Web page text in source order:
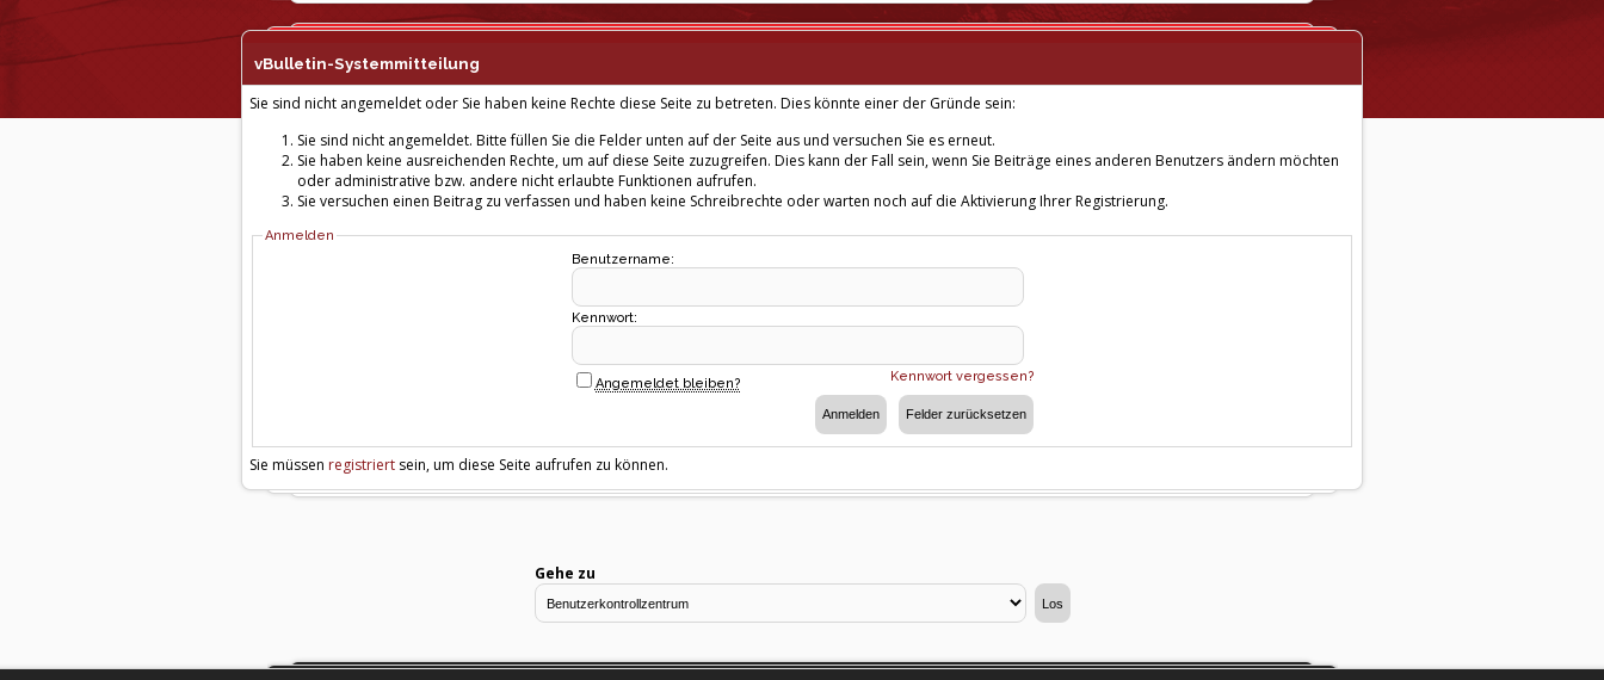
vBulletin-Systemmitteilung
Sie sind nicht angemeldet oder Sie haben keine Rechte diese Seite zu betreten. Dies könnte einer der Gründe sein:
Sie sind nicht angemeldet. Bitte füllen Sie die Felder unten auf der Seite aus und versuchen Sie es erneut.
Sie haben keine ausreichenden Rechte, um auf diese Seite zuzugreifen. Dies kann der Fall sein, wenn Sie Beiträge eines anderen Benutzers ändern möchten
oder administrative bzw. andere nicht erlaubte Funktionen aufrufen.
Sie versuchen einen Beitrag zu verfassen und haben keine Schreibrechte oder warten noch auf die Aktivierung Ihrer Registrierung.
Anmelden
Benutzername:
Kennwort:
Kennwort vergessen?
Angemeldet bleiben?
Sie müssen registriert sein, um diese Seite aufrufen zu können.
Gehe zu